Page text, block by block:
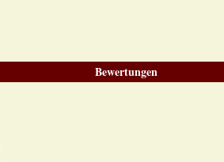
Bewertungen